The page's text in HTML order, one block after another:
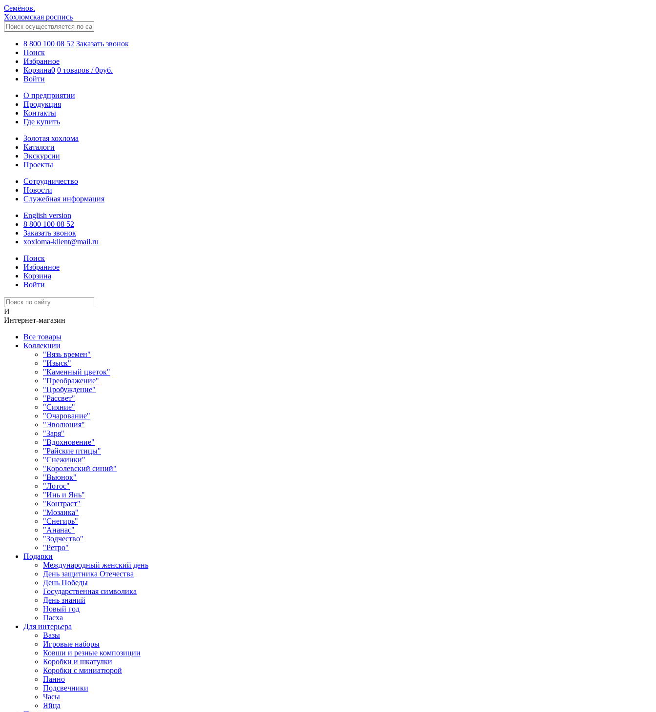
Семёнов.
Хохломская роспись
8 800 100 08 52 Заказать звонок
Поиск
Избранное
Корзина0 0 товаров /0руб.
Войти
О предприятии
Продукция
Контакты
Где купить
Золотая хохлома
Каталоги
Экскурсии
Проекты
Сотрудничество
Новости
Служебная информация
English version
8 800 100 08 52
Заказать звонок
xoxloma-klient@mail.ru
Поиск
Избранное
Корзина
Войти
И
Интернет-магазин
Все товары
Коллекции
"Вязь времен"
"Изыск"
"Каменный цветок"
"Преображение"
"Пробуждение"
"Рассвет"
"Сияние"
"Очарование"
"Эволюция"
"Заря"
"Вдохновение"
"Райские птицы"
"Снежинки"
"Королевский синий"
"Вьюнок"
"Лотос"
"Инь и Янь"
"Контраст"
"Мозаика"
"Снегирь"
"Ананас"
"Зодчество"
"Ретро"
Подарки
Международный женский день
День защитника Отечества
День Победы
Государственная символика
День знаний
Новый год
Пасха
Для интерьера
Вазы
Игровые наборы
Ковши и резные композиции
Коробки и шкатулки
Коробки с миниатюрой
Панно
Подсвечники
Часы
Яйца